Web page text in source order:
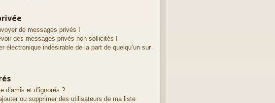
de messages privés !
des messages privés non sollicités !
électronique indésirable de la part de quelqu’un sur
d’amis et d’ignorés ?
ou supprimer des utilisateurs de ma liste